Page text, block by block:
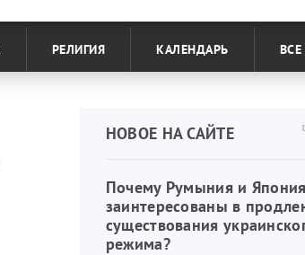
РЕЛИГИЯ КАЛЕНДАРЬ
НОВОЕ НА САЙТЕ
Почему Румыния и Япония
заинтересованы в
существования
режима?